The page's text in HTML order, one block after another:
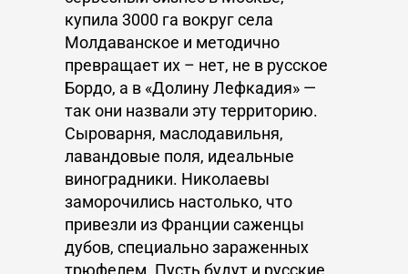
купила 3000 га вокруг села
Молдаванское и методично
превращает их – нет, не в русское
Бордо, а в «Долину Лефкадия» —
так они назвали эту территорию.
Сыроварня, маслодавильня,
лавандовые поля, идеальные
виноградники. Николаевы
заморочились настолько, что
привезли из Франции саженцы
дубов, специально зараженных
трюфелем. Пусть будут и русские